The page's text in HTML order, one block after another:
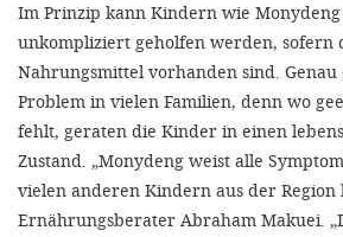
Im Prinzip kann Kindern wie
unkompliziert geholfen werden, sofern
Nahrungsmittel vorhanden sind. Genau
Problem in vielen Familien, denn wo
fehlt, geraten die Kinder in einen
Zustand. „Monydeng weist alle
vielen anderen Kindern aus der
Ernährungsberater Abraham Makuei.